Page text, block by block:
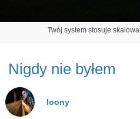
Twój system stosuje
Nigdy nie byłem
loony